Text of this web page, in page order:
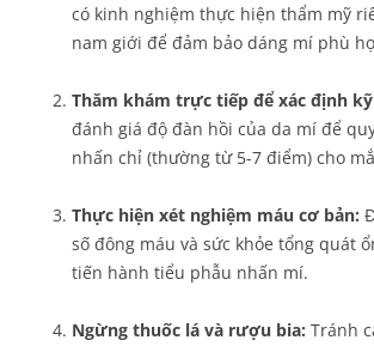
có kinh nghiệm thực hiện thẩm mỹ
nam giới để đảm bảo dáng mí phù
Thăm khám trực tiếp để xác định
đánh giá độ đàn hồi của da mí để
nhấn chỉ (thường từ 5-7 điểm) cho
Thực hiện xét nghiệm máu cơ bản:
số đông máu và sức khỏe tổng quát
tiến hành tiểu phẫu nhấn mí.
Ngừng thuốc lá và rượu bia: Tránh